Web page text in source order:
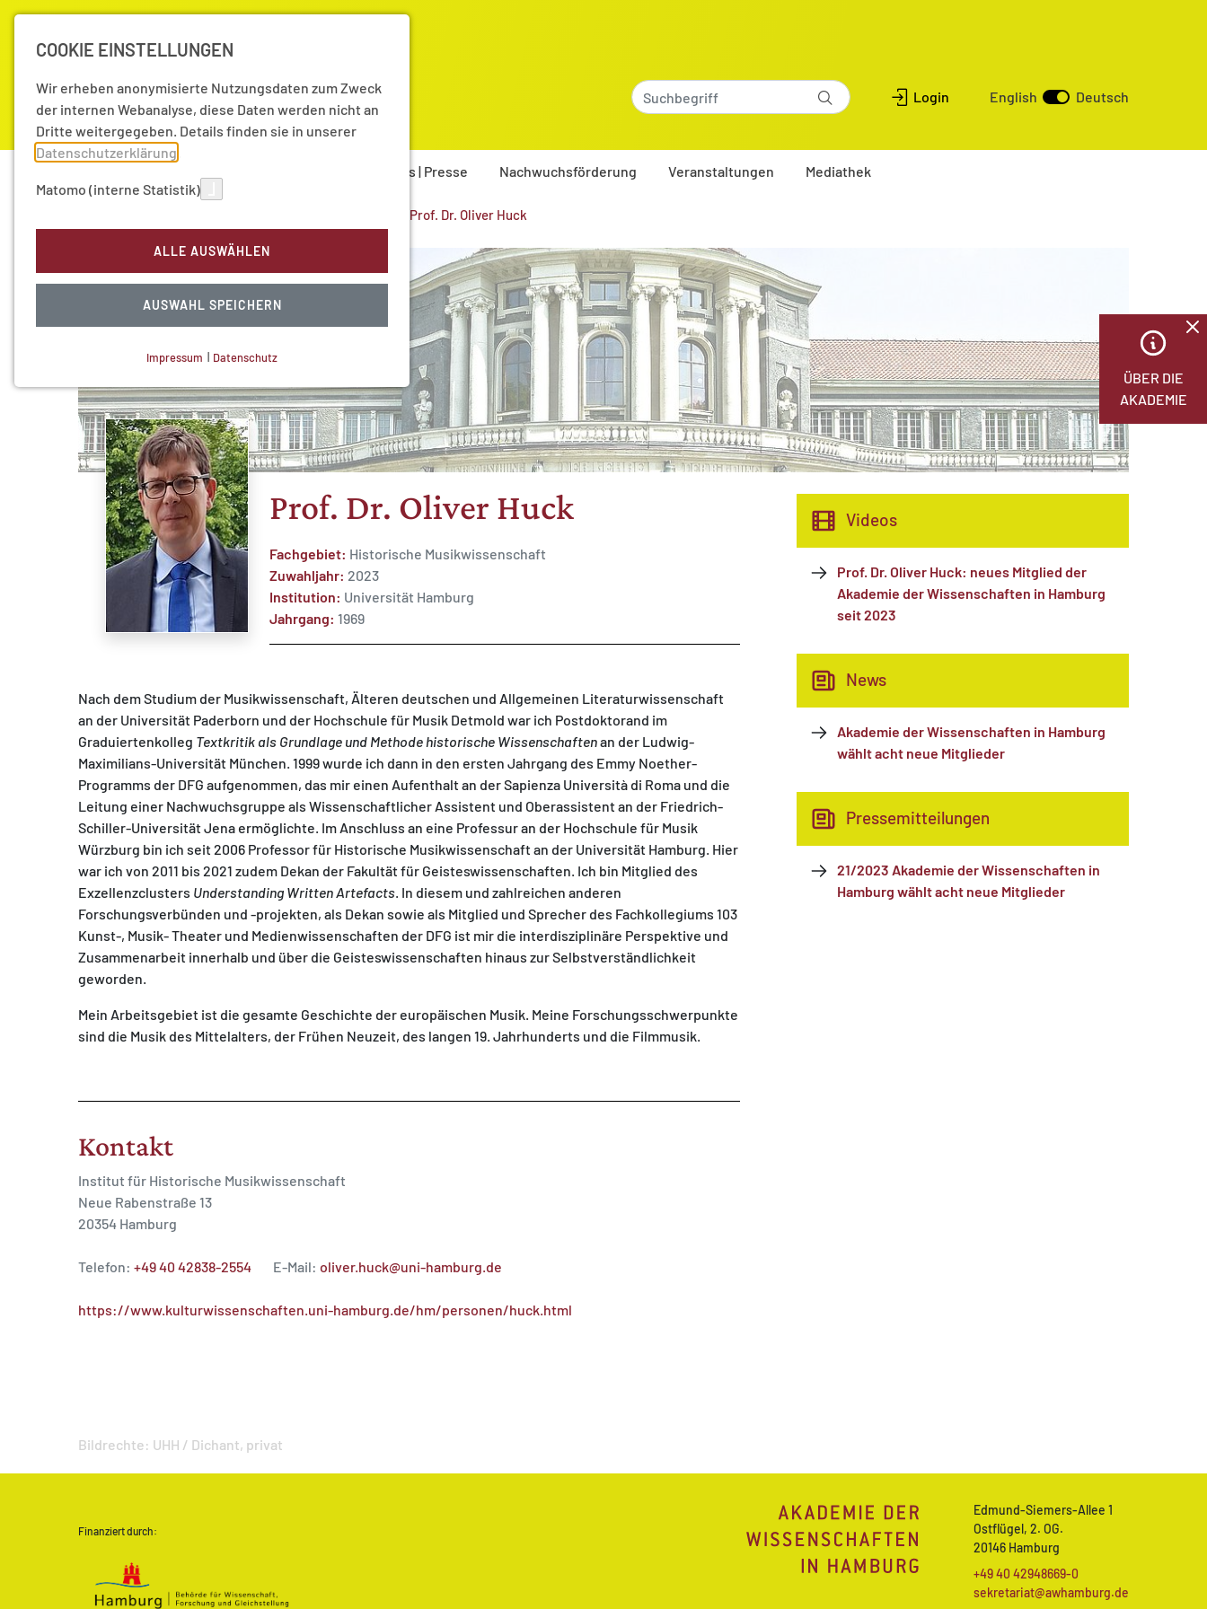
Login English Deutsch
Aktuelles | Presse Nachwuchsförderung Veranstaltungen Mediathek
Prof. Dr. Oliver Huck
Prof. Dr. Oliver Huck
Fachgebiet: Historische Musikwissenschaft
Zuwahljahr: 2023
Institution: Universität Hamburg
Jahrgang: 1969
Nach dem Studium der Musikwissenschaft, Älteren deutschen und Allgemeinen Literaturwissenschaft
an der Universität Paderborn und der Hochschule für Musik Detmold war ich Postdoktorand im
Graduiertenkolleg Textkritik als Grundlage und Methode historische Wissenschaftenan der Ludwig-
Maximilians-Universität München. 1999 wurde ich dann in den ersten Jahrgang des Emmy Noether-
Programms der DFG aufgenommen, das mir einen Aufenthalt an der Sapienza Università di Roma und die
Leitung einer Nachwuchsgruppe als Wissenschaftlicher Assistent und Oberassistent an der Friedrich-
Schiller-Universität Jena ermöglichte. Im Anschluss an eine Professur an der Hochschule für Musik
Würzburg bin ich seit 2006 Professor für Historische Musikwissenschaft an der Universität Hamburg. Hier
war ich von 2011 bis 2021 zudem Dekan der Fakultät für Geisteswissenschaften. Ich bin Mitglied des
Exzellenzclusters Understanding Written Artefacts. In diesem und zahlreichen anderen
Forschungsverbünden und -projekten, als Dekan sowie als Mitglied und Sprecher des Fachkollegiums 103
Kunst-, Musik- Theater und Medienwissenschaften der DFG ist mir die interdisziplinäre Perspektive und
Zusammenarbeit innerhalb und über die Geisteswissenschaften hinaus zur Selbstverständlichkeit
geworden.
Mein Arbeitsgebiet ist die gesamte Geschichte der europäischen Musik. Meine Forschungsschwerpunkte
sind die Musik des Mittelalters, der Frühen Neuzeit, des langen 19. Jahrhunderts und die Filmmusik.
Kontakt
Institut für Historische Musikwissenschaft
Neue Rabenstraße 13
20354 Hamburg
Telefon: +49 40 42838-2554 E-Mail: oliver.huck@uni-hamburg.de
https://www.kulturwissenschaften.uni-hamburg.de/hm/personen/huck.html
Videos
Prof. Dr. Oliver Huck: neues Mitglied der
Akademie der Wissenschaften in Hamburg
seit 2023
News
Akademie der Wissenschaften in Hamburg
wählt acht neue Mitglieder
Pressemitteilungen
21/2023 Akademie der Wissenschaften in
Hamburg wählt acht neue Mitglieder
Bildrechte: UHH / Dichant, privat
Finanziert durch:
Edmund-Siemers-Allee 1
Ostflügel, 2. OG.
20146 Hamburg
+49 40 42948669-0
sekretariat@awhamburg.de
ÜBER DIE
AKADEMIE
COOKIE EINSTELLUNGEN
Wir erheben anonymisierte Nutzungsdaten zum Zweck
der internen Webanalyse, diese Daten werden nicht an
Dritte weitergegeben. Details finden sie in unserer
Datenschutzerklärung
Matomo (interne Statistik)
ALLE AUSWÄHLEN
AUSWAHL SPEICHERN
Technisch notwendig.
MATOMO (INTERNE STATISTIK)
Statistik Cookies erfassen Informationen anonym.
Diese Informationen helfen uns zu verstehen, wie
unsere Besucher unsere Website nutzen.
Matomo
Impressum | Datenschutz